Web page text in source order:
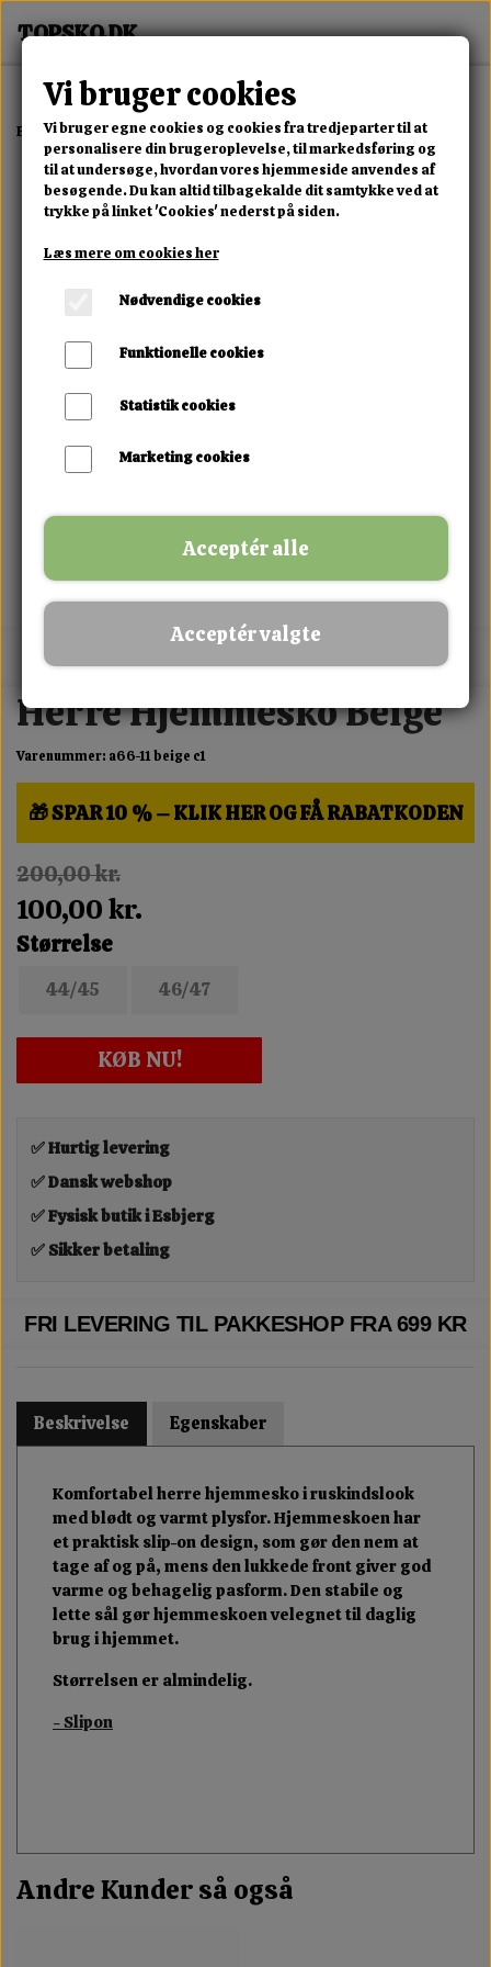
Forside Mand Alle Mandesko Herre Hjemmesko Beige
MIX FRIT · KØB 3 BETAL FOR 2
Herre Hjemmesko Beige
Varenummer: a66-11 beige c1
🎁 SPAR 10 % – KLIK HER OG FÅ RABATKODEN
200,00 kr.
100,00 kr.
Størrelse
44/45 46/47
KØB NU!
✅ Hurtig levering
✅ Dansk webshop
✅ Fysisk butik i Esbjerg
✅ Sikker betaling
FRI LEVERING TIL PAKKESHOP FRA 699 KR
Beskrivelse Egenskaber
Komfortabel herre hjemmesko i ruskindslook
med blødt og varmt plysfor. Hjemmeskoen har
et praktisk slip-on design, som gør den nem at
tage af og på, mens den lukkede front giver god
varme og behagelig pasform. Den stabile og
lette sål gør hjemmeskoen velegnet til daglig
brug i hjemmet.
Størrelsen er almindelig.
- Slipon
Andre Kunder så også
Vi bruger cookies
Vi bruger egne cookies og cookies fra tredjeparter til at
personalisere din brugeroplevelse, til markedsføring og
til at undersøge, hvordan vores hjemmeside anvendes af
besøgende. Du kan altid tilbagekalde dit samtykke ved at
trykke på linket 'Cookies' nederst på siden.
Læs mere om cookies her
Nødvendige cookies
Funktionelle cookies
Statistik cookies
Marketing cookies
Acceptér alle
Acceptér valgte